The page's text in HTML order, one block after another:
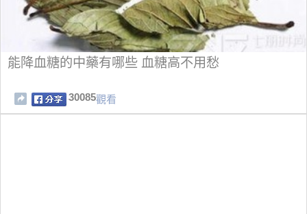
能降血糖的中藥有哪些 血糖高不用愁
30085觀看